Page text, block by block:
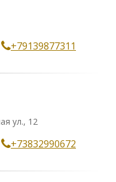
+79139877311
ул., 12
+73832990672